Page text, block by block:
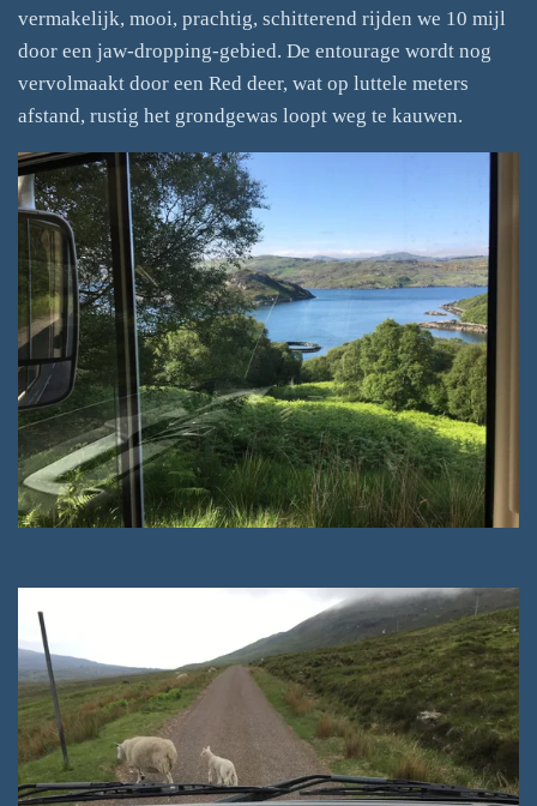
vermakelijk, mooi, prachtig, schitterend rijden we 10 mijl
door een jaw-dropping-gebied. De entourage wordt nog
vervolmaakt door een Red deer, wat op luttele meters
afstand, rustig het grondgewas loopt weg te kauwen.